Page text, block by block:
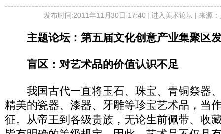
发布时间:2011年11月30日 17:40 | 进入美术论坛| 来源
主题论坛：第五届文化创意产业集聚区
盲区：对艺术品的价值认识不足
我国古代一直将玉石、珠宝、青铜祭器
精美的瓷器、漆器、牙雕等珍宝艺术品，当
征。从帝王到各级贵族，无论生前佩带、收